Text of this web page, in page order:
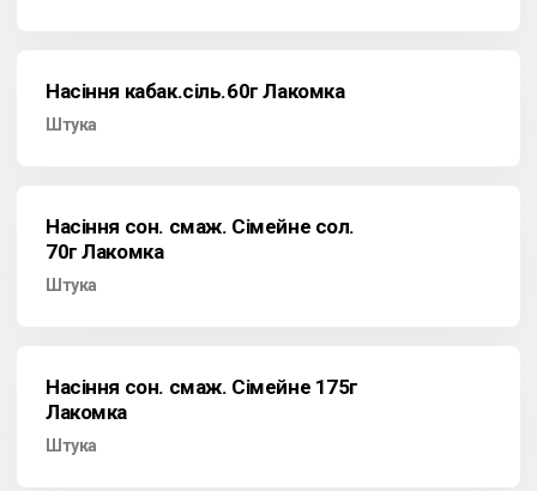
Насіння кабак.сіль.60г Лакомка
Штука
Насіння сон. смаж. Сімейне сол.
70г Лакомка
Штука
Насіння сон. смаж. Сімейне 175г
Лакомка
Штука